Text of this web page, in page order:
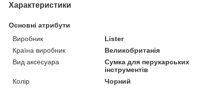
Характеристики
Основні атрибути
Виробник
Lister
Країна виробник
Великобританія
Вид аксесуара
Сумка для перукарських
інструментів
Колір
Чорний